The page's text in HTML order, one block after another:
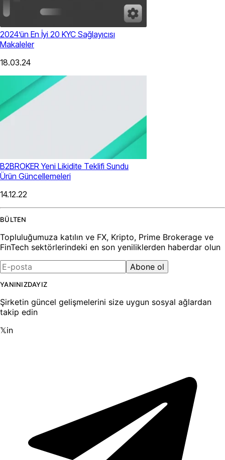
2024’ün En İyi 20 KYC Sağlayıcısı
Makaleler
18.03.24
B2BROKER Yeni Likidite Teklifi Sundu
Ürün Güncellemeleri
14.12.22
BÜLTEN
Topluluğumuza katılın ve FX, Kripto, Prime Brokerage ve
FinTech sektörlerindeki en son yeniliklerden haberdar olun
Abone ol
YANINIZDAYIZ
Şirketin güncel gelişmelerini size uygun sosyal ağlardan
takip edin
𝕏in